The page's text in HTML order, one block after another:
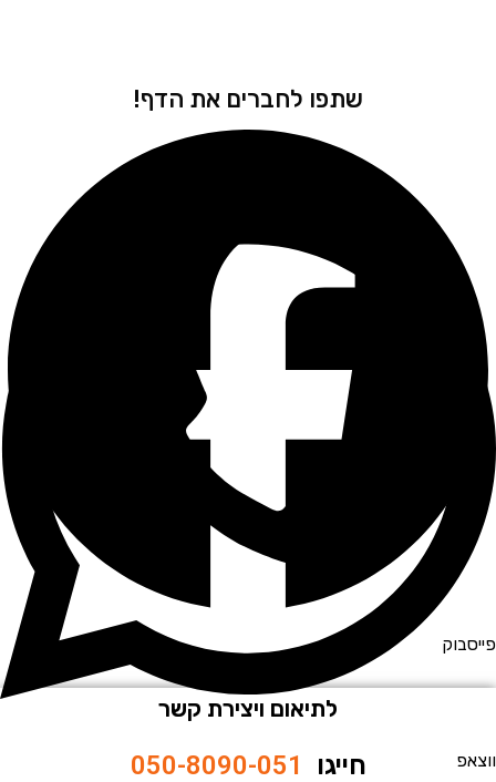
שתפו לחברים את הדף!
לתיאום ויצירת קשר
חייגו050-8090-051